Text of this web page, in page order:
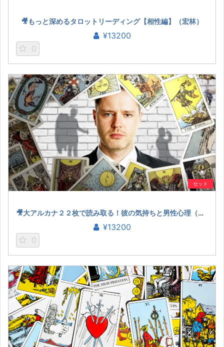
🎥もっと深めるタロットリーディング【相性編】（宏林）
¥13200
0
セット
🎥大アルカナ２２枚で読み取る！彼の気持ちと男性心理（五十六謀星もっちぃ）
¥13200
0